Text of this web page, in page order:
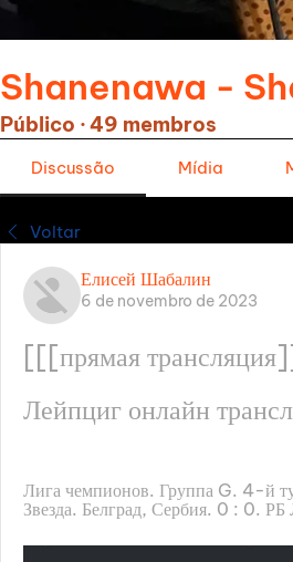
Shanenawa -
Público ·49 membros
Discussão Mídia
Voltar
Елисей Шабалин
6 de novembro de 2023
[[[прямая
Лейпциг онлайн
Лига чемпионов. Группа G. 4-й
Звезда. Белград, Сербия. 0 : 0.